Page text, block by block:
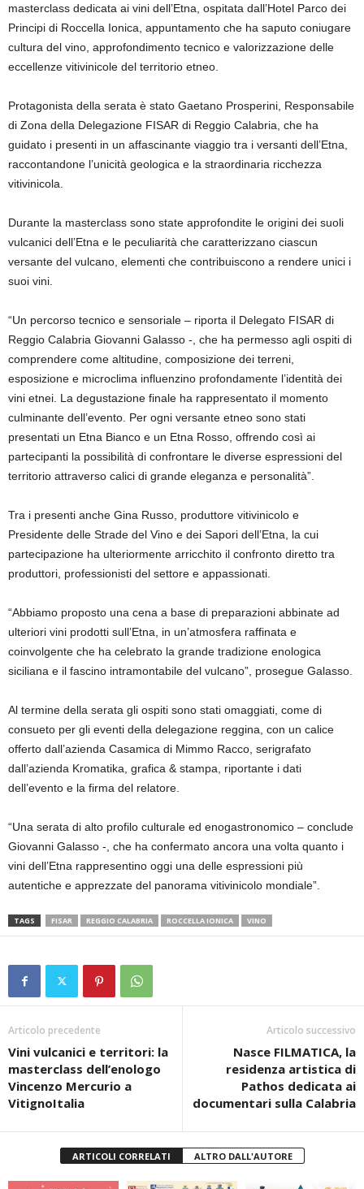
masterclass dedicata ai vini dell’Etna, ospitata dall’Hotel Parco dei
Principi di Roccella Ionica, appuntamento che ha saputo coniugare
cultura del vino, approfondimento tecnico e valorizzazione delle
eccellenze vitivinicole del territorio etneo.
Protagonista della serata è stato Gaetano Prosperini, Responsabile
di Zona della Delegazione FISAR di Reggio Calabria, che ha
guidato i presenti in un affascinante viaggio tra i versanti dell’Etna,
raccontandone l’unicità geologica e la straordinaria ricchezza
vitivinicola.
Durante la masterclass sono state approfondite le origini dei suoli
vulcanici dell’Etna e le peculiarità che caratterizzano ciascun
versante del vulcano, elementi che contribuiscono a rendere unici i
suoi vini.
“Un percorso tecnico e sensoriale – riporta il Delegato FISAR di
Reggio Calabria Giovanni Galasso -, che ha permesso agli ospiti di
comprendere come altitudine, composizione dei terreni,
esposizione e microclima influenzino profondamente l’identità dei
vini etnei. La degustazione finale ha rappresentato il momento
culminante dell’evento. Per ogni versante etneo sono stati
presentati un Etna Bianco e un Etna Rosso, offrendo così ai
partecipanti la possibilità di confrontare le diverse espressioni del
territorio attraverso calici di grande eleganza e personalità”.
Tra i presenti anche Gina Russo, produttore vitivinicolo e
Presidente delle Strade del Vino e dei Sapori dell’Etna, la cui
partecipazione ha ulteriormente arricchito il confronto diretto tra
produttori, professionisti del settore e appassionati.
“Abbiamo proposto una cena a base di preparazioni abbinate ad
ulteriori vini prodotti sull’Etna, in un’atmosfera raffinata e
coinvolgente che ha celebrato la grande tradizione enologica
siciliana e il fascino intramontabile del vulcano”, prosegue Galasso.
Al termine della serata gli ospiti sono stati omaggiati, come di
consueto per gli eventi della delegazione reggina, con un calice
offerto dall’azienda Casamica di Mimmo Racco, serigrafato
dall’azienda Kromatika, grafica & stampa, riportante i dati
dell’evento e la firma del relatore.
“Una serata di alto profilo culturale ed enogastronomico – conclude
Giovanni Galasso -, che ha confermato ancora una volta quanto i
vini dell’Etna rappresentino oggi una delle espressioni più
autentiche e apprezzate del panorama vitivinicolo mondiale”.
TAGS FISAR REGGIO CALABRIA ROCCELLA IONICA VINO
Articolo precedente
Vini vulcanici e territori: la
masterclass dell’enologo
Vincenzo Mercurio a
VitignoItalia
Articolo successivo
Nasce FILMATICA, la
residenza artistica di
Pathos dedicata ai
documentari sulla Calabria
ARTICOLI CORRELATI ALTRO DALL'AUTORE